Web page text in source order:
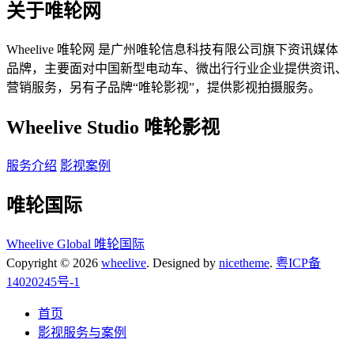
关于唯轮网
Wheelive 唯轮网 是广州唯轮信息科技有限公司旗下资讯媒体
品牌，主要面对中国新型电动车、微出行行业企业提供资讯、
营销服务，另有子品牌“唯轮影视”，提供影视拍摄服务。
Wheelive Studio 唯轮影视
服务介绍 影视案例
唯轮国际
Wheelive Global 唯轮国际
Copyright © 2026 wheelive. Designed by nicetheme. 粤ICP备
14020245号-1
首页
影视服务与案例